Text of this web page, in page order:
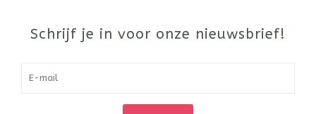
Schrijf je in voor onze nieuwsbrief!